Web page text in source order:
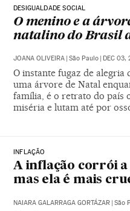
DESIGUALDADE SOCIAL
O menino e a
natalino do Brasil
JOANA OLIVEIRA | São Paulo | DEC 03,
O instante fugaz de alegria
uma árvore de Natal
família, é o retrato do país
miséria e lutam até por
INFLAÇÃO
A inflação corrói
mas ela é mais
NAIARA GALARRAGA GORTÁZAR São